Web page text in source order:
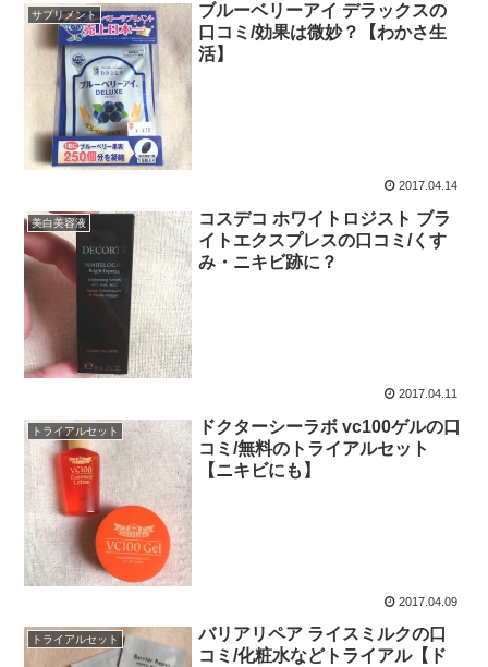
サプリメント
ブルーベリーアイ デラックスの
口コミ/効果は微妙？【わかさ生
活】
2017.04.14
美白美容液
コスデコ ホワイトロジスト ブラ
イトエクスプレスの口コミ/くす
み・ニキビ跡に？
2017.04.11
トライアルセット
ドクターシーラボ vc100ゲルの口
コミ/無料のトライアルセット
【ニキビにも】
2017.04.09
トライアルセット
バリアリペア ライスミルクの口
コミ/化粧水などトライアル【ド